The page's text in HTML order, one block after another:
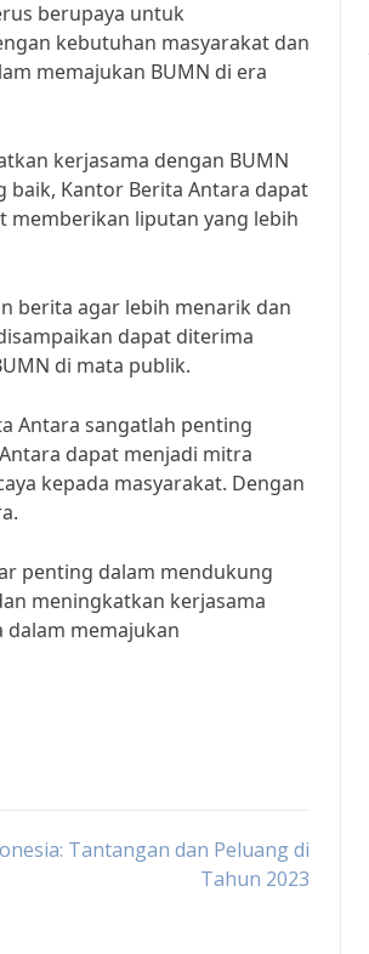
berupaya untuk
kebutuhan masyarakat dan
memajukan BUMN di era
kerjasama dengan BUMN
baik, Kantor Berita Antara dapat
memberikan liputan yang lebih
berita agar lebih menarik dan
dapat diterima
di mata publik.
Antara sangatlah penting
dapat menjadi mitra
kepada masyarakat. Dengan
penting dalam mendukung
meningkatkan kerjasama
memajukan
Tantangan dan Peluang di
Tahun 2023